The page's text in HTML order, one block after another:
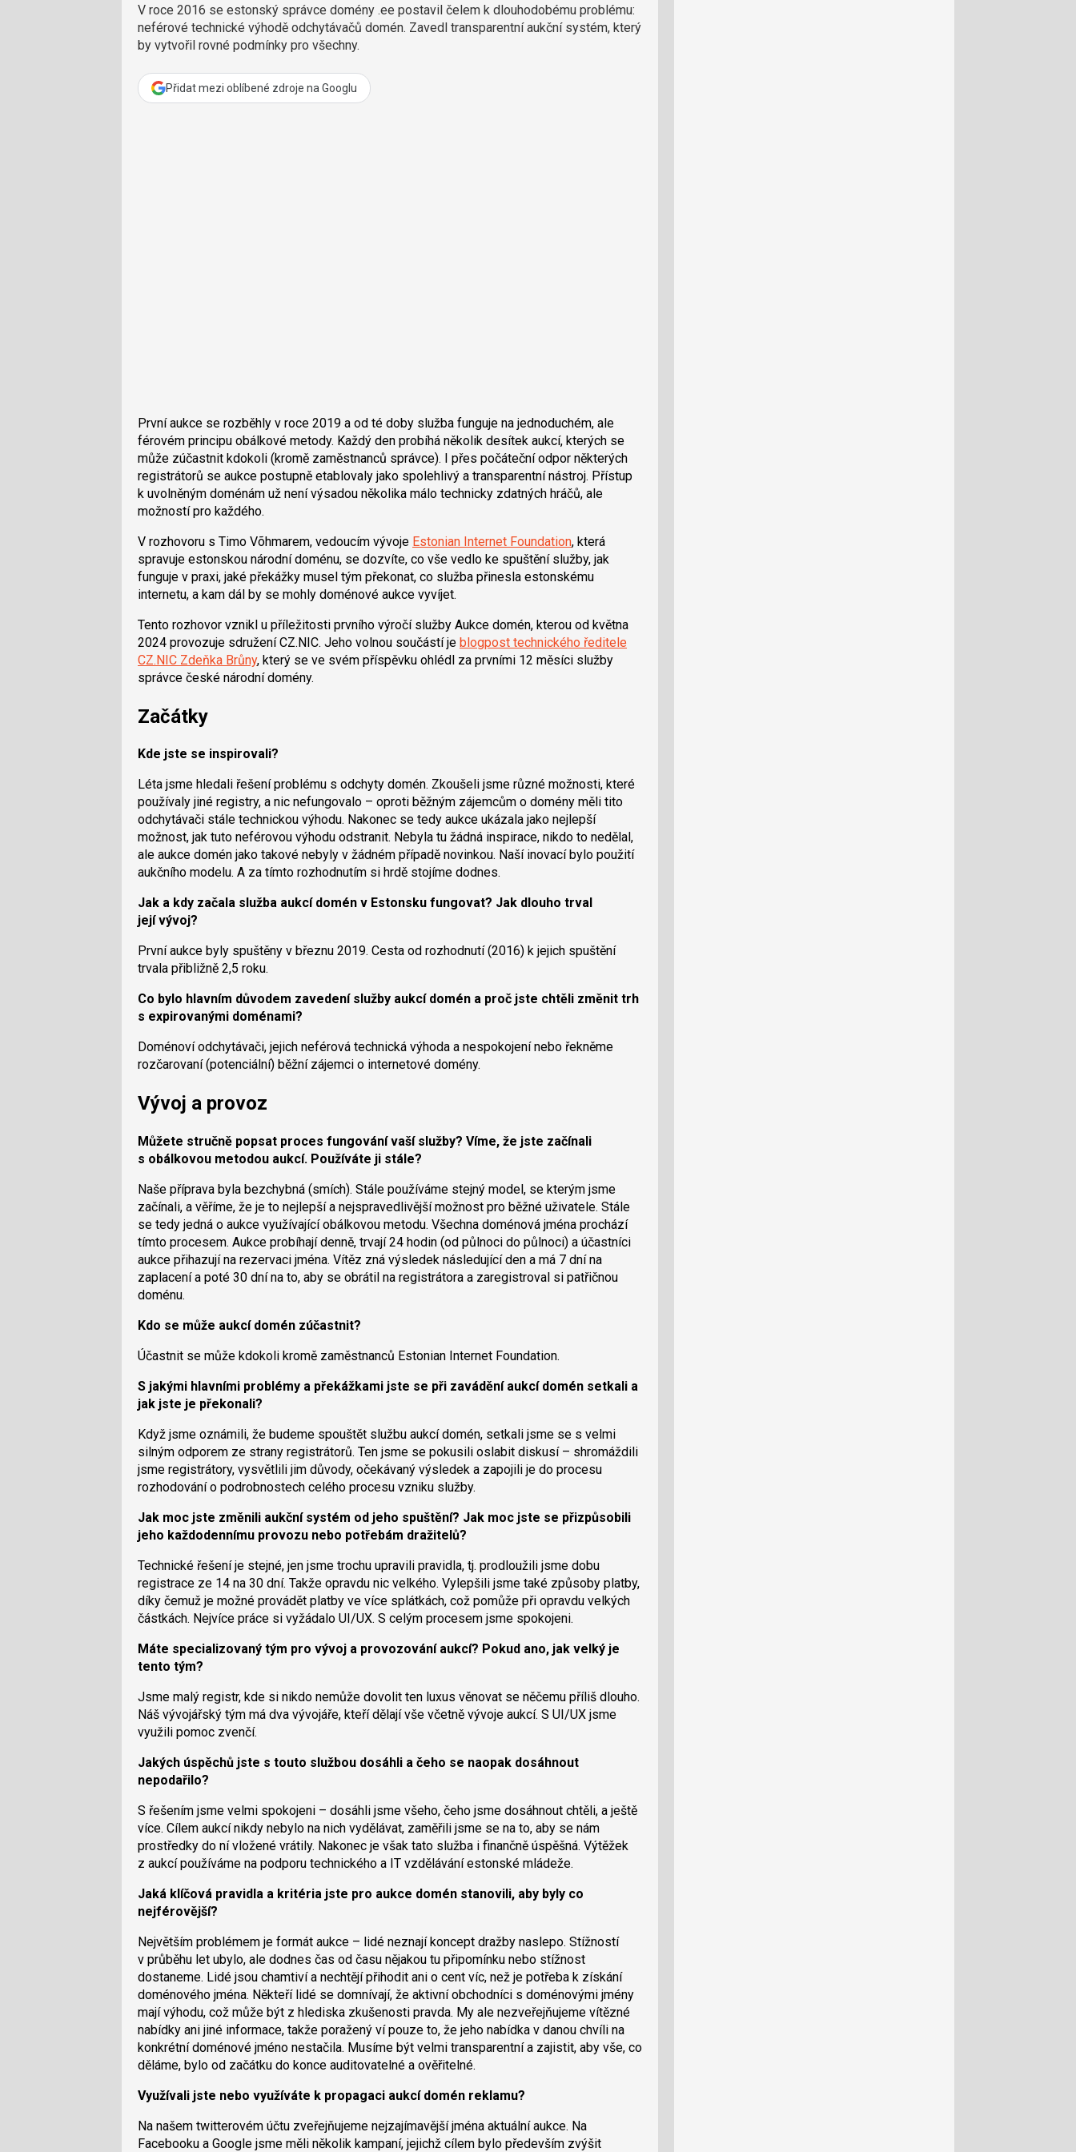
ř
t
V roce 2016 se estonský správce domény .ee postavil čelem k dlouhodobému problému:
neférové technické výhodě odchytávačů domén. Zavedl transparentní aukční systém, který
by vytvořil rovné podmínky pro všechny.
Přidat mezi oblíbené zdroje na Googlu
První aukce se rozběhly v roce 2019 a od té doby služba funguje na jednoduchém, ale
férovém principu obálkové metody. Každý den probíhá několik desítek aukcí, kterých se
může zúčastnit kdokoli (kromě zaměstnanců správce). I přes počáteční odpor některých
registrátorů se aukce postupně etablovaly jako spolehlivý a transparentní nástroj. Přístup
k uvolněným doménám už není výsadou několika málo technicky zdatných hráčů, ale
možností pro každého.
V rozhovoru s Timo Võhmarem, vedoucím vývoje Estonian Internet Foundation, která
spravuje estonskou národní doménu, se dozvíte, co vše vedlo ke spuštění služby, jak
funguje v praxi, jaké překážky musel tým překonat, co služba přinesla estonskému
internetu, a kam dál by se mohly doménové aukce vyvíjet.
Tento rozhovor vznikl u příležitosti prvního výročí služby Aukce domén, kterou od května
2024 provozuje sdružení CZ.NIC. Jeho volnou součástí je blogpost technického ředitele
CZ.NIC Zdeňka Brůny, který se ve svém příspěvku ohlédl za prvními 12 měsíci služby
správce české národní domény.
Začátky
Kde jste se inspirovali?
Léta jsme hledali řešení problému s odchyty domén. Zkoušeli jsme různé možnosti, které
používaly jiné registry, a nic nefungovalo – oproti běžným zájemcům o domény měli tito
odchytávači stále technickou výhodu. Nakonec se tedy aukce ukázala jako nejlepší
možnost, jak tuto neférovou výhodu odstranit. Nebyla tu žádná inspirace, nikdo to nedělal,
ale aukce domén jako takové nebyly v žádném případě novinkou. Naší inovací bylo použití
aukčního modelu. A za tímto rozhodnutím si hrdě stojíme dodnes.
Jak a kdy začala služba aukcí domén v Estonsku fungovat? Jak dlouho trval
její vývoj?
První aukce byly spuštěny v březnu 2019. Cesta od rozhodnutí (2016) k jejich spuštění
trvala přibližně 2,5 roku.
Co bylo hlavním důvodem zavedení služby aukcí domén a proč jste chtěli změnit trh
s expirovanými doménami?
Doménoví odchytávači, jejich neférová technická výhoda a nespokojení nebo řekněme
rozčarovaní (potenciální) běžní zájemci o internetové domény.
Vývoj a provoz
Můžete stručně popsat proces fungování vaší služby? Víme, že jste začínali
s obálkovou metodou aukcí. Používáte ji stále?
Naše příprava byla bezchybná (smích). Stále používáme stejný model, se kterým jsme
začínali, a věříme, že je to nejlepší a nejspravedlivější možnost pro běžné uživatele. Stále
se tedy jedná o aukce využívající obálkovou metodu. Všechna doménová jména prochází
tímto procesem. Aukce probíhají denně, trvají 24 hodin (od půlnoci do půlnoci) a účastníci
aukce přihazují na rezervaci jména. Vítěz zná výsledek následující den a má 7 dní na
zaplacení a poté 30 dní na to, aby se obrátil na registrátora a zaregistroval si patřičnou
doménu.
Kdo se může aukcí domén zúčastnit?
Účastnit se může kdokoli kromě zaměstnanců Estonian Internet Foundation.
S jakými hlavními problémy a překážkami jste se při zavádění aukcí domén setkali a
jak jste je překonali?
Když jsme oznámili, že budeme spouštět službu aukcí domén, setkali jsme se s velmi
silným odporem ze strany registrátorů. Ten jsme se pokusili oslabit diskusí – shromáždili
jsme registrátory, vysvětlili jim důvody, očekávaný výsledek a zapojili je do procesu
rozhodování o podrobnostech celého procesu vzniku služby.
Jak moc jste změnili aukční systém od jeho spuštění? Jak moc jste se přizpůsobili
jeho každodennímu provozu nebo potřebám dražitelů?
Technické řešení je stejné, jen jsme trochu upravili pravidla, tj. prodloužili jsme dobu
registrace ze 14 na 30 dní. Takže opravdu nic velkého. Vylepšili jsme také způsoby platby,
díky čemuž je možné provádět platby ve více splátkách, což pomůže při opravdu velkých
částkách. Nejvíce práce si vyžádalo UI/UX. S celým procesem jsme spokojeni.
Máte specializovaný tým pro vývoj a provozování aukcí? Pokud ano, jak velký je
tento tým?
Jsme malý registr, kde si nikdo nemůže dovolit ten luxus věnovat se něčemu příliš dlouho.
Náš vývojářský tým má dva vývojáře, kteří dělají vše včetně vývoje aukcí. S UI/UX jsme
využili pomoc zvenčí.
Jakých úspěchů jste s touto službou dosáhli a čeho se naopak dosáhnout
nepodařilo?
S řešením jsme velmi spokojeni – dosáhli jsme všeho, čeho jsme dosáhnout chtěli, a ještě
více. Cílem aukcí nikdy nebylo na nich vydělávat, zaměřili jsme se na to, aby se nám
prostředky do ní vložené vrátily. Nakonec je však tato služba i finančně úspěšná. Výtěžek
z aukcí používáme na podporu technického a IT vzdělávání estonské mládeže.
Jaká klíčová pravidla a kritéria jste pro aukce domén stanovili, aby byly co
nejférovější?
Největším problémem je formát aukce – lidé neznají koncept dražby naslepo. Stížností
v průběhu let ubylo, ale dodnes čas od času nějakou tu připomínku nebo stížnost
dostaneme. Lidé jsou chamtiví a nechtějí přihodit ani o cent víc, než je potřeba k získání
doménového jména. Někteří lidé se domnívají, že aktivní obchodníci s doménovými jmény
mají výhodu, což může být z hlediska zkušenosti pravda. My ale nezveřejňujeme vítězné
nabídky ani jiné informace, takže poražený ví pouze to, že jeho nabídka v danou chvíli na
konkrétní doménové jméno nestačila. Musíme být velmi transparentní a zajistit, aby vše, co
děláme, bylo od začátku do konce auditovatelné a ověřitelné.
Využívali jste nebo využíváte k propagaci aukcí domén reklamu?
Na našem twitterovém účtu zveřejňujeme nejzajímavější jména aktuální aukce. Na
Facebooku a Google jsme měli několik kampaní, jejichž cílem bylo především zvýšit